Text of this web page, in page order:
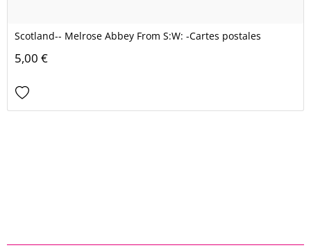
Scotland-- Melrose Abbey From S:W: -Cartes postales
5,00 €